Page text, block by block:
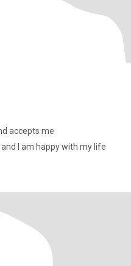
accepts me
I am happy with my life